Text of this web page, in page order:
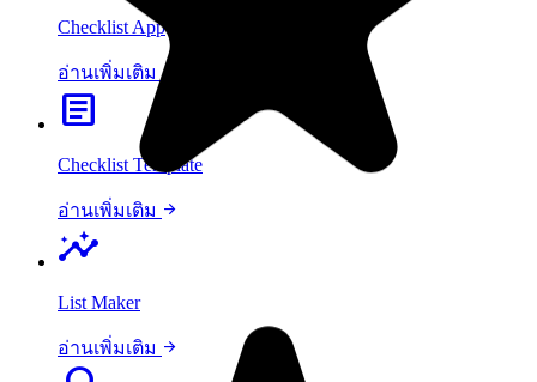
Checklist App
อ่านเพิ่มเติมarrow_forward
article
Checklist Template
อ่านเพิ่มเติม arrow_forward
insights
List Maker
อ่านเพิ่มเติม arrow_forward